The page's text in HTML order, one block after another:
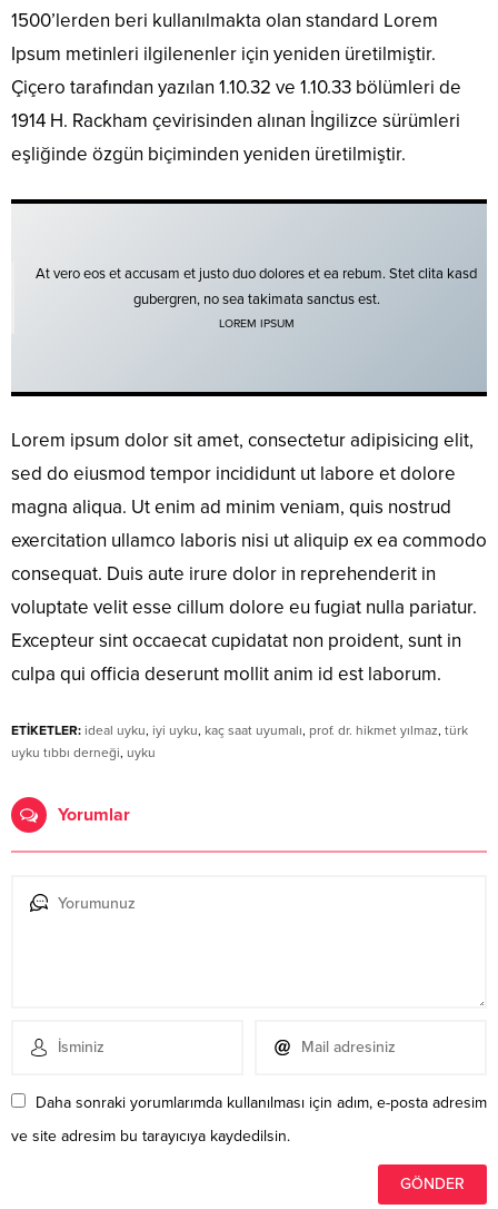
1500’lerden beri kullanılmakta olan standard Lorem
Ipsum metinleri ilgilenenler için yeniden üretilmiştir.
Çiçero tarafından yazılan 1.10.32 ve 1.10.33 bölümleri de
1914 H. Rackham çevirisinden alınan İngilizce sürümleri
eşliğinde özgün biçiminden yeniden üretilmiştir.
At vero eos et accusam et justo duo dolores et ea rebum. Stet clita kasd
gubergren, no sea takimata sanctus est.
LOREM IPSUM
Lorem ipsum dolor sit amet, consectetur adipisicing elit,
sed do eiusmod tempor incididunt ut labore et dolore
magna aliqua. Ut enim ad minim veniam, quis nostrud
exercitation ullamco laboris nisi ut aliquip ex ea commodo
consequat. Duis aute irure dolor in reprehenderit in
voluptate velit esse cillum dolore eu fugiat nulla pariatur.
Excepteur sint occaecat cupidatat non proident, sunt in
culpa qui officia deserunt mollit anim id est laborum.
ETİKETLER: ideal uyku, iyi uyku, kaç saat uyumalı, prof. dr. hikmet yılmaz, türk
uyku tıbbı derneği, uyku
Yorumlar
Daha sonraki yorumlarımda kullanılması için adım, e-posta adresim
ve site adresim bu tarayıcıya kaydedilsin.